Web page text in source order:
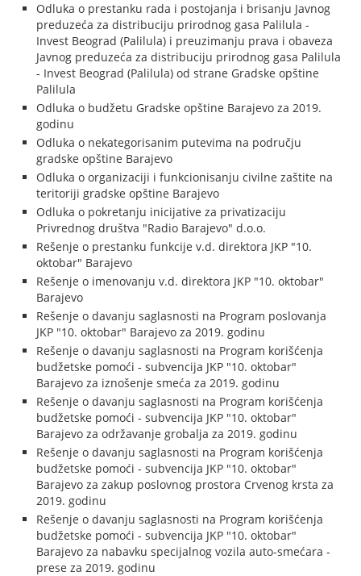
Odluka o prestanku rada i postojanja i brisanju Javnog
preduzeća za distribuciju prirodnog gasa Palilula -
Invest Beograd (Palilula) i preuzimanju prava i obaveza
Javnog preduzeća za distribuciju prirodnog gasa Palilula
- Invest Beograd (Palilula) od strane Gradske opštine
Palilula
Odluka o budžetu Gradske opštine Barajevo za 2019.
godinu
Odluka o nekategorisanim putevima na području
gradske opštine Barajevo
Odluka o organizaciji i funkcionisanju civilne zaštite na
teritoriji gradske opštine Barajevo
Odluka o pokretanju inicijative za privatizaciju
Privrednog društva "Radio Barajevo" d.o.o.
Rešenje o prestanku funkcije v.d. direktora JKP "10.
oktobar" Barajevo
Rešenje o imenovanju v.d. direktora JKP "10. oktobar"
Barajevo
Rešenje o davanju saglasnosti na Program poslovanja
JKP "10. oktobar" Barajevo za 2019. godinu
Rešenje o davanju saglasnosti na Program korišćenja
budžetske pomoći - subvencija JKP "10. oktobar"
Barajevo za iznošenje smeća za 2019. godinu
Rešenje o davanju saglasnosti na Program korišćenja
budžetske pomoći - subvencija JKP "10. oktobar"
Barajevo za održavanje grobalja za 2019. godinu
Rešenje o davanju saglasnosti na Program korišćenja
budžetske pomoći - subvencija JKP "10. oktobar"
Barajevo za zakup poslovnog prostora Crvenog krsta za
2019. godinu
Rešenje o davanju saglasnosti na Program korišćenja
budžetske pomoći - subvencija JKP "10. oktobar"
Barajevo za nabavku specijalnog vozila auto-smećara -
prese za 2019. godinu